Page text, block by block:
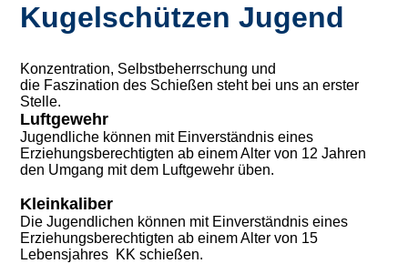
Kugelschützen Jugend
Konzentration, Selbstbeherrschung und
die Faszination des Schießen steht bei uns an erster
Stelle.
Luftgewehr
Jugendliche können mit Einverständnis eines
Erziehungsberechtigten ab einem Alter von 12 Jahren
den Umgang mit dem Luftgewehr üben.
Kleinkaliber
Die Jugendlichen können mit Einverständnis eines
Erziehungsberechtigten ab einem Alter von 15
Lebensjahres KK schießen.